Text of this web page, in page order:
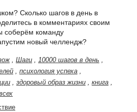
Сколько шагов в день в
в комментариях своим
соберём команду
новый челлендж?
Шаги 10000 шагов в день
психология успеха
здоровый образ жизни книга